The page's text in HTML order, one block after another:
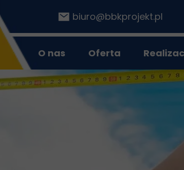
biuro@bbkprojekt.pl
O nas Oferta